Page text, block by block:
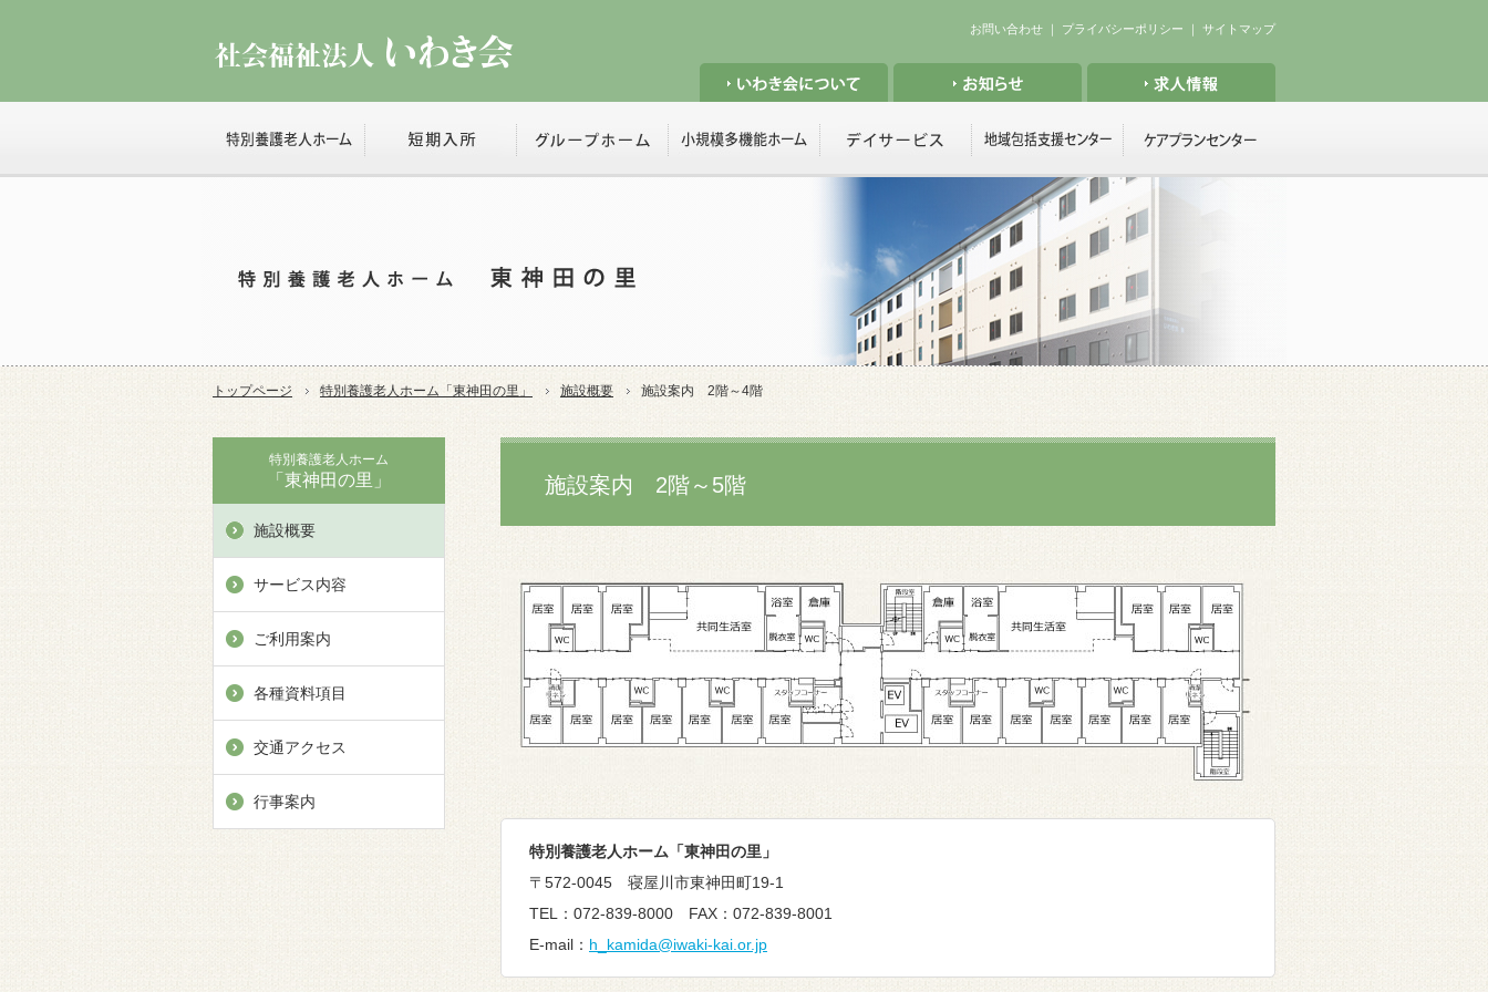
お問い合わせ ｜ プライバシーポリシー ｜ サイトマップ
トップページ 特別養護老人ホーム「 東神田の里 」 施設概要 施設案内 2階～4階
施設案内 2階～5階
特別養護老人ホーム「東神田の里」
〒572-0045 寝屋川市東神田町19-1
TEL：072-839-8000 FAX：072-839-8001
E-mail： h_kamida@iwaki-kai.or.jp
特別養護老人ホーム
「東神田の里」
施設概要
サービス内容
ご利用案内
各種資料項目
交通アクセス
行事案内